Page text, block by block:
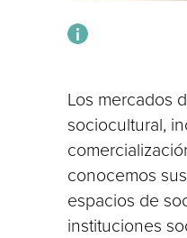
Los mercados
sociocultural,
conocemos
espacios de
instituciones